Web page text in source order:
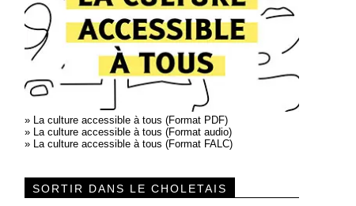
» La culture accessible à tous (Format PDF)
» La culture accessible à tous (Format audio)
» La culture accessible à tous (Format FALC)
SORTIR DANS LE CHOLETAIS